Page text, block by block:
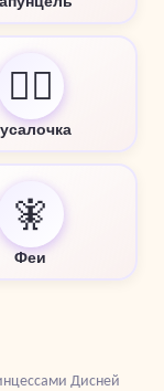
🧜‍♀️
🧚
Феи
Дисней